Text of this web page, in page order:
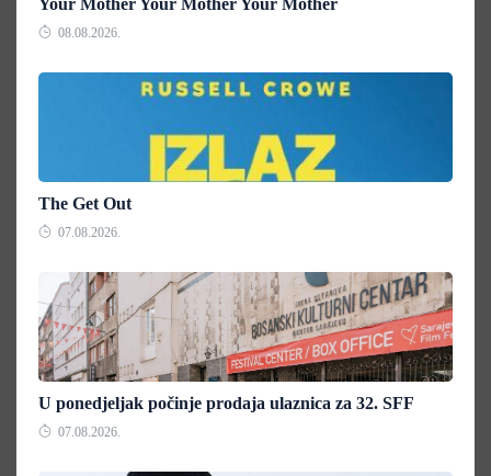
Your Mother Your Mother Your Mother
08.08.2026.
The Get Out
07.08.2026.
U ponedjeljak počinje prodaja ulaznica za 32. SFF
07.08.2026.